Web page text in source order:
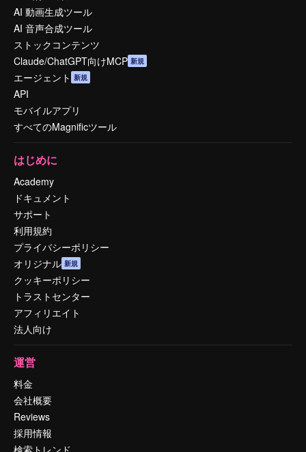
AI 動画生成ツール
AI 音声合成ツール
ストックコンテンツ
Claude/ChatGPT向けMCP 新規
エージェント 新規
API
モバイルアプリ
すべてのMagnificツール
はじめに
Academy
ドキュメント
サポート
利用規約
プライバシーポリシー
オリジナル 新規
クッキーポリシー
トラストセンター
アフィリエイト
法人向け
運営
料金
会社概要
Reviews
採用情報
検索トレンド